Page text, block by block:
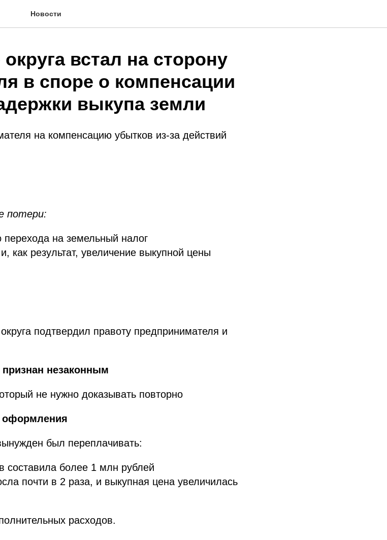
Новости
встал на сторону
в споре о компенсации
выкупа земли
на компенсацию убытков из-за действий
потери:
на земельный налог
как результат, увеличение выкупной цены
подтвердил правоту предпринимателя и
незаконным
не нужно доказывать повторно
оформления
был переплачивать:
составила более 1 млн рублей
почти в 2 раза, и выкупная цена увеличилась
расходов.